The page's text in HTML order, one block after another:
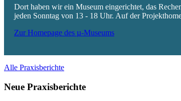
Dort haben wir ein Museum eingerichtet, das
jeden Sonntag von 13 - 18 Uhr. Auf der
Zur Homepage des µ-Museums
Alle Praxisberichte
Neue Praxisberichte